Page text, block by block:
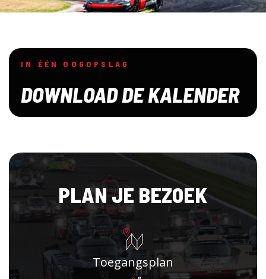
IN ÉÉN OOGOPSLAG
DOWNLOAD DE KALENDER
PLAN JE BEZOEK
Toegangsplan